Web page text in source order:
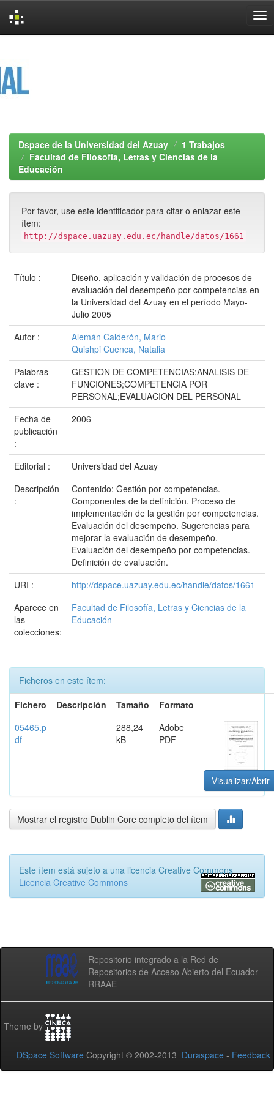
Dspace de la Universidad del Azuay
1 Trabajos
Facultad de Filosofía, Letras y Ciencias de la
Educación
Por favor, use este identificador para citar o enlazar este
ítem:
http://dspace.uazuay.edu.ec/handle/datos/1661
Título :
Diseño, aplicación y validación de procesos de
evaluación del desempeño por competencias en
la Universidad del Azuay en el período Mayo-
Julio 2005
Autor :
Alemán Calderón, Mario
Quishpi Cuenca, Natalia
Palabras
clave :
GESTION DE COMPETENCIAS;ANALISIS DE
FUNCIONES;COMPETENCIA POR
PERSONAL;EVALUACION DEL PERSONAL
Fecha de
publicación
:
2006
Editorial :
Universidad del Azuay
Descripción
:
Contenido: Gestión por competencias.
Componentes de la definición. Proceso de
implementación de la gestión por competencias.
Evaluación del desempeño. Sugerencias para
mejorar la evaluación de desempeño.
Evaluación del desempeño por competencias.
Definición de evaluación.
URI :
http://dspace.uazuay.edu.ec/handle/datos/1661
Aparece en
las
colecciones:
Facultad de Filosofía, Letras y Ciencias de la
Educación
Ficheros en este ítem:
Fichero
Descripción Tamaño
Formato
05465.p
df
288,24
kB
Adobe
PDF
Visualizar/Abrir
Mostrar el registro Dublin Core completo del ítem
Este ítem está sujeto a una licencia Creative Commons
Licencia Creative Commons
Repositorio integrado a la Red de
Repositorios de Acceso Abierto del Ecuador -
RRAAE
Theme by
DSpace Software Copyright © 2002-2013 Duraspace - Feedback